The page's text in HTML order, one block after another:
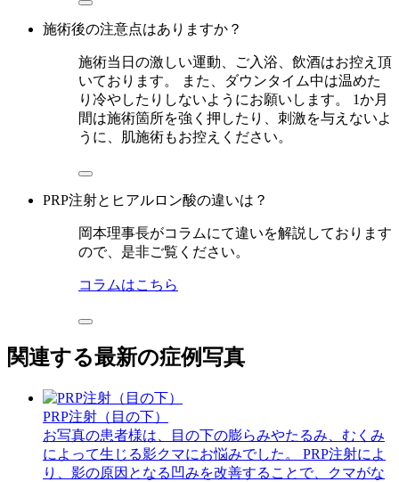
施術後の注意点はありますか？
施術当日の激しい運動、ご入浴、飲酒はお控え頂
いております。 また、ダウンタイム中は温めた
り冷やしたりしないようにお願いします。 1か月
間は施術箇所を強く押したり、刺激を与えないよ
うに、肌施術もお控えください。
PRP注射とヒアルロン酸の違いは？
岡本理事長がコラムにて違いを解説しております
ので、是非ご覧ください。
コラムはこちら
関連する最新の症例写真
PRP注射（目の下）
お写真の患者様は、目の下の膨らみやたるみ、むくみ
によって生じる影クマにお悩みでした。 PRP注射によ
り、影の原因となる凹みを改善することで、クマがな